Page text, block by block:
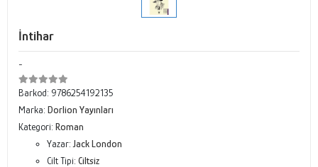
İntihar
-
Barkod: 9786254192135
Marka: Dorlion Yayınları
Kategori: Roman
Yazar: Jack London
Cilt Tipi: Ciltsiz